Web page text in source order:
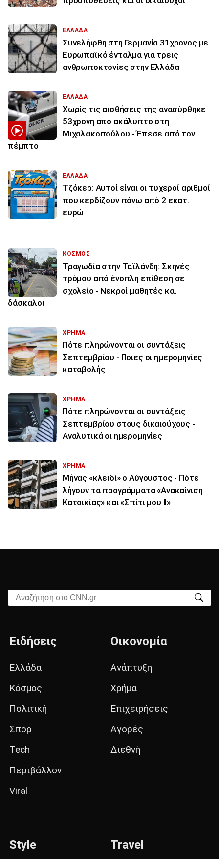
ΕΛΛΑΔΑ
Συνελήφθη στη Γερμανία 31χρονος με
Ευρωπαϊκό ένταλμα για τρεις
ανθρωποκτονίες στην Ελλάδα
ΕΛΛΑΔΑ
Χωρίς τις αισθήσεις της ανασύρθηκε
53χρονη από ακάλυπτο στη
Μιχαλακοπούλου - Έπεσε από τον
πέμπτο
ΕΛΛΑΔΑ
Τζόκερ: Αυτοί είναι οι τυχεροί αριθμοί
που κερδίζουν πάνω από 2 εκατ.
ευρώ
ΚΟΣΜΟΣ
Τραγωδία στην Ταϊλάνδη: Σκηνές
τρόμου από ένοπλη επίθεση σε
σχολείο - Νεκροί μαθητές και
δάσκαλοι
ΧΡΗΜΑ
Πότε πληρώνονται οι συντάξεις
Σεπτεμβρίου - Ποιες οι ημερομηνίες
καταβολής
ΧΡΗΜΑ
Πότε πληρώνονται οι συντάξεις
Σεπτεμβρίου στους δικαιούχους -
Αναλυτικά οι ημερομηνίες
ΧΡΗΜΑ
Μήνας «κλειδί» ο Αύγουστος - Πότε
λήγουν τα προγράμματα «Ανακαίνιση
Κατοικίας» και «Σπίτι μου ΙΙ»
Αναζήτηση στο CNN.gr
Ειδήσεις
Ελλάδα
Κόσμος
Πολιτική
Σπορ
Tech
Περιβάλλον
Viral
Οικονομία
Ανάπτυξη
Χρήμα
Επιχειρήσεις
Αγορές
Διεθνή
Style Travel